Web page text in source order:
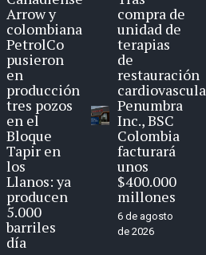
Arrow y
colombiana
PetrolCo
pusieron
en
producción
tres pozos
en el
Bloque
Tapir en
los
Llanos: ya
producen
5.000
barriles
día
compra de
unidad de
terapias
de
restauración
Penumbra
Inc., BSC
Colombia
facturará
unos
$400.000
millones
6 de agosto
de 2026